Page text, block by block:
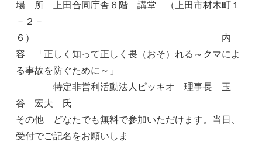
場 所 上田合同庁舎６階 講堂 （上田市材木町１
－２－
６） 内
容 「正しく知って正しく畏（おそ）れる～クマによ
る事故を防ぐために～」
特定非営利活動法人ピッキオ 理事長 玉
谷 宏夫 氏
その他 どなたでも無料で参加いただけます。当日、
受付でご記名をお願いしま